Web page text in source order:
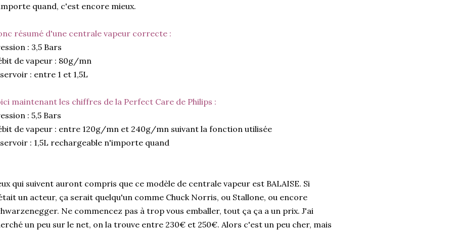
quand, c'est encore mieux.
résumé d'une centrale vapeur correcte :
: 3,5 Bars
de vapeur : 80g/mn
: entre 1 et 1,5L
maintenant les chiffres de la Perfect Care de Philips :
: 5,5 Bars
de vapeur : entre 120g/mn et 240g/mn suivant la fonction utilisée
: 1,5L rechargeable n'importe quand
qui suivent auront compris que ce modèle de centrale vapeur est BALAISE. Si
un acteur, ça serait quelqu'un comme Chuck Norris, ou Stallone, ou encore
Ne commencez pas à trop vous emballer, tout ça ça a un prix. J'ai
un peu sur le net, on la trouve entre 230€ et 250€. Alors c'est un peu cher, mais